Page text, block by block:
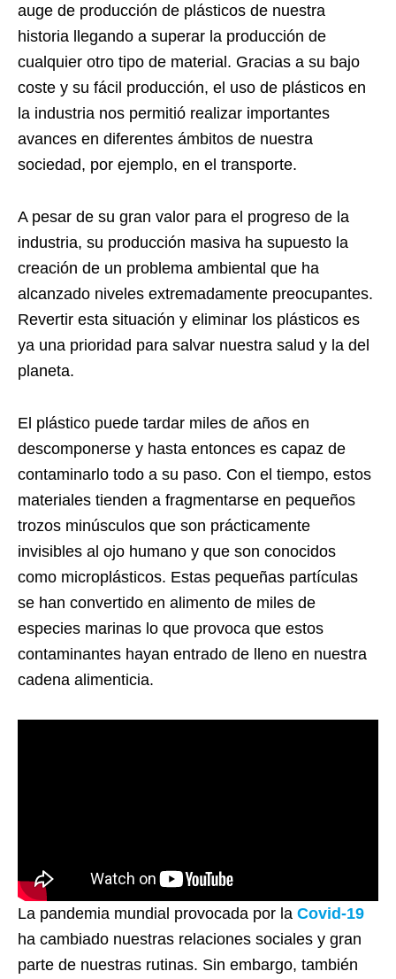
auge de producción de plásticos de nuestra
historia llegando a superar la producción de
cualquier otro tipo de material. Gracias a su bajo
coste y su fácil producción, el uso de plásticos en
la industria nos permitió realizar importantes
avances en diferentes ámbitos de nuestra
sociedad, por ejemplo, en el transporte.
A pesar de su gran valor para el progreso de la
industria, su producción masiva ha supuesto la
creación de un problema ambiental que ha
alcanzado niveles extremadamente preocupantes.
Revertir esta situación y eliminar los plásticos es
ya una prioridad para salvar nuestra salud y la del
planeta.
El plástico puede tardar miles de años en
descomponerse y hasta entonces es capaz de
contaminarlo todo a su paso. Con el tiempo, estos
materiales tienden a fragmentarse en pequeños
trozos minúsculos que son prácticamente
invisibles al ojo humano y que son conocidos
como microplásticos. Estas pequeñas partículas
se han convertido en alimento de miles de
especies marinas lo que provoca que estos
contaminantes hayan entrado de lleno en nuestra
cadena alimenticia.
La pandemia mundial provocada por la Covid-19
ha cambiado nuestras relaciones sociales y gran
parte de nuestras rutinas. Sin embargo, también